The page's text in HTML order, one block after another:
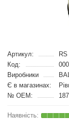
Артикул:
Код:
Виробники
Є в магазинах:
№ OEM: